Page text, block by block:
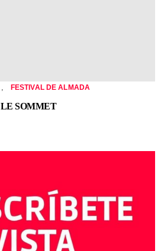
FESTIVAL DE ALMADA
LE SOMMET